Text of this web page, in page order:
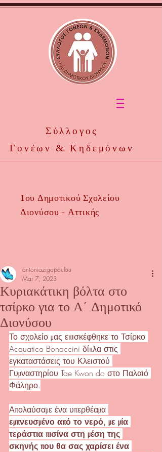
Σύλλογος
Γονέων & Κηδεμόνων
1ου Δημοτικού Σχολείου
Διονύσου - Αττικής
Κυριακάτικη βόλτα στο
τσίρκο για το Α΄ Δημοτικό
Διονύσου
antoniazigopoulou
Mar 7, 2023
Το σχολείο μας επισκέφθηκε το Τσίρκο
Acquatico Bonaccini δίπλα στις
εγκαταστάσεις του Κλειστού
Γυμναστηρίου Tae Kwon do στο Παλαιό
Φάληρο.
Απολαύσαμε ένα υπερθέαμα
εμπνευσμένο από το νερό, με μία
τεράστια πισίνα στη μέση της
σκηνής που θα σας χαρίσει ένα